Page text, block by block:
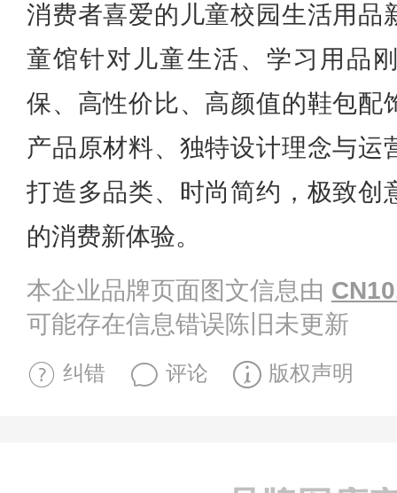
消费者喜爱的儿童校园生活用品
童馆针对儿童生活、学习用品
保、高性价比、高颜值的鞋包配
产品原材料、独特设计理念与运
打造多品类、时尚简约，极致创
的消费新体验。
本企业品牌页面图文信息由
可能存在信息错误陈旧未更新
纠错 评论 版权声明